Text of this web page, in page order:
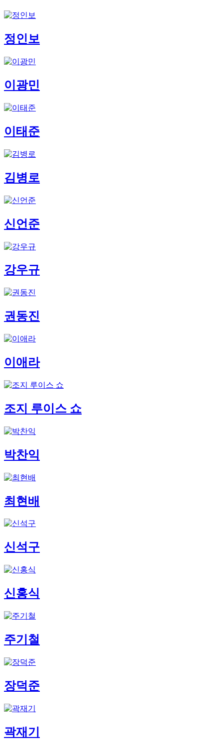
정인보
이광민
이태준
김병로
신언준
강우규
권동진
이애라
조지 루이스 쇼
박찬익
최현배
신석구
신홍식
주기철
장덕준
곽재기